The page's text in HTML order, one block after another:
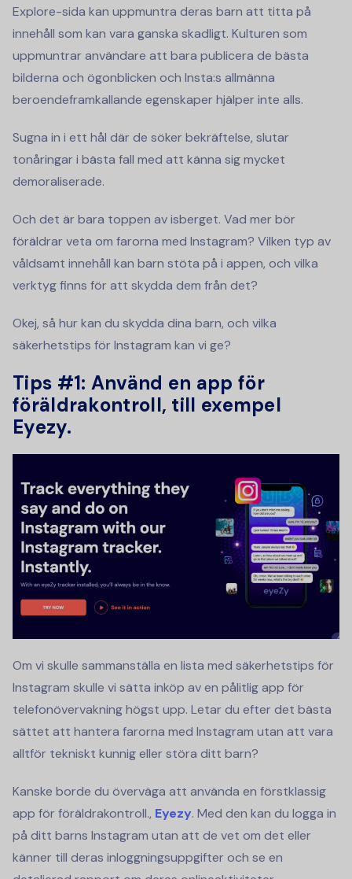
Explore-sida kan uppmuntra deras barn att titta på
innehåll som kan vara ganska skadligt. Kulturen som
uppmuntrar användare att bara publicera de bästa
bilderna och ögonblicken och Insta:s allmänna
beroendeframkallande egenskaper hjälper inte alls.
Sugna in i ett hål där de söker bekräftelse, slutar
tonåringar i bästa fall med att känna sig mycket
demoraliserade.
Och det är bara toppen av isberget. Vad mer bör
föräldrar veta om farorna med Instagram? Vilken typ av
våldsamt innehåll kan barn stöta på i appen, och vilka
verktyg finns för att skydda dem från det?
Okej, så hur kan du skydda dina barn, och vilka
säkerhetstips för Instagram kan vi ge?
Tips #1: Använd en app för
föräldrakontroll, till exempel
Eyezy.
Om vi skulle sammanställa en lista med säkerhetstips för
Instagram skulle vi sätta inköp av en pålitlig app för
telefonövervakning högst upp. Letar du efter det bästa
sättet att hantera farorna med Instagram utan att vara
alltför tekniskt kunnig eller störa ditt barn?
Kanske borde du överväga att använda en förstklassig
app för föräldrakontroll., Eyezy. Med den kan du logga in
på ditt barns Instagram utan att de vet om det eller
känner till deras inloggningsuppgifter och se en